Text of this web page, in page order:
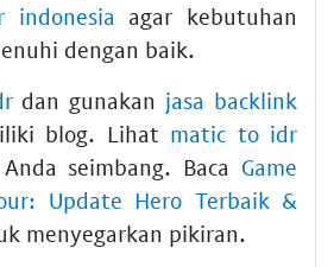
agar kebutuhan
dengan baik.
dan gunakan jasa backlink
blog. Lihat matic to idr
seimbang. Baca Game
Update Hero Terbaik &
menyegarkan pikiran.